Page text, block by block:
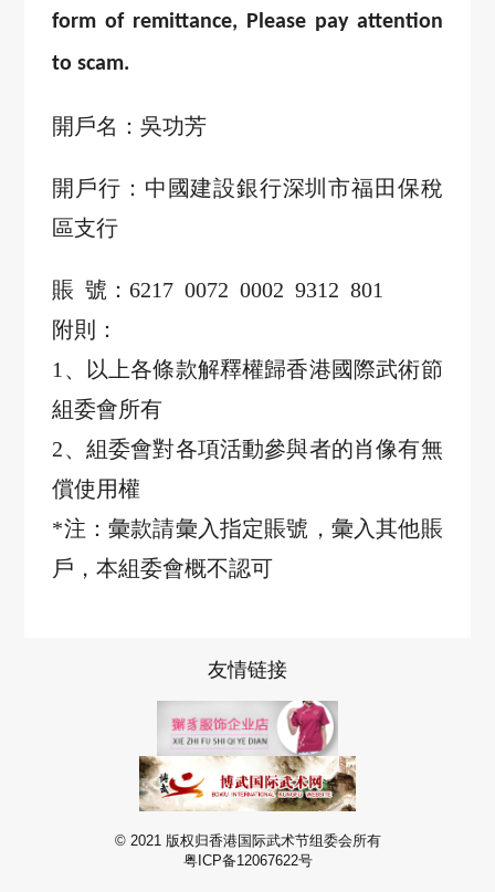
form of remittance, Please pay attention
to scam.
開戶名：吳功芳
開戶行：中國建設銀行深圳市福田保稅
區支行
賬 號：6217 0072 0002 9312 801
附則：
1、以上各條款解釋權歸香港國際武術節
組委會所有
2、組委會對各項活動參與者的肖像有無
償使用權
*注：彙款請彙入指定賬號，彙入其他賬
戶，本組委會概不認可
友情链接
© 2021 版权归香港国际武术节组委会所有
粤ICP备12067622号